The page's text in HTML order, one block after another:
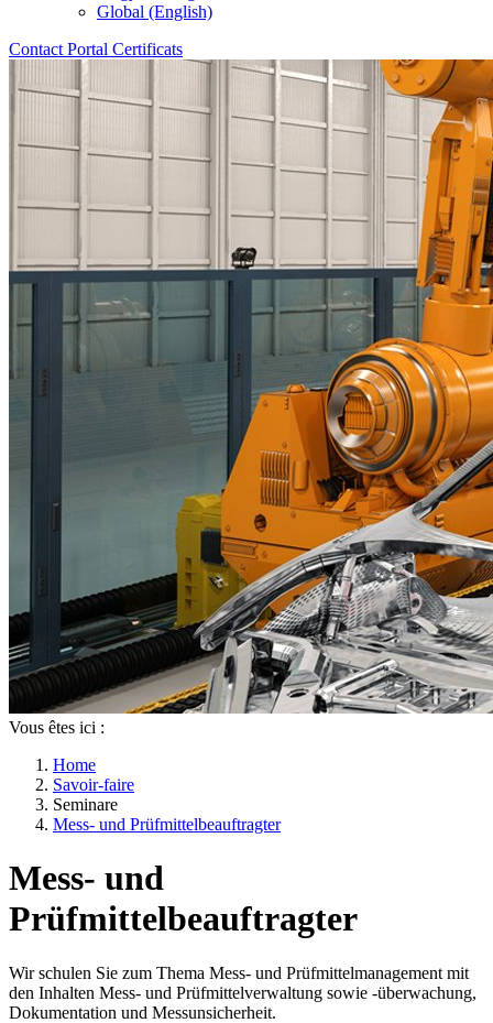
Global (English)
Contact Portal Certificats
Vous êtes ici :
Home
Savoir-faire
Seminare
Mess- und Prüfmittelbeauftragter
Mess- und
Prüfmittelbeauftragter
Wir schulen Sie zum Thema Mess- und Prüfmittelmanagement mit
den Inhalten Mess- und Prüfmittelverwaltung sowie -überwachung,
Dokumentation und Messunsicherheit.